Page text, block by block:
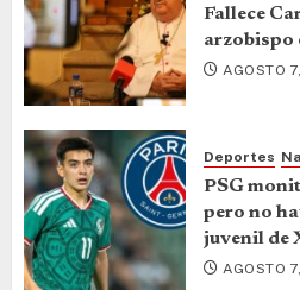
Fallece
arzobispo
AGOSTO
Deportes
PSG
pero no
juvenil de
AGOSTO